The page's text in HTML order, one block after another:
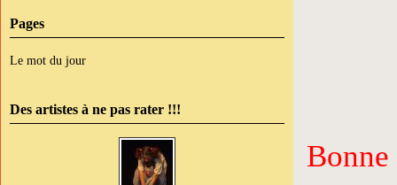
Pages
Le mot du jour
Des artistes à ne pas rater !!!